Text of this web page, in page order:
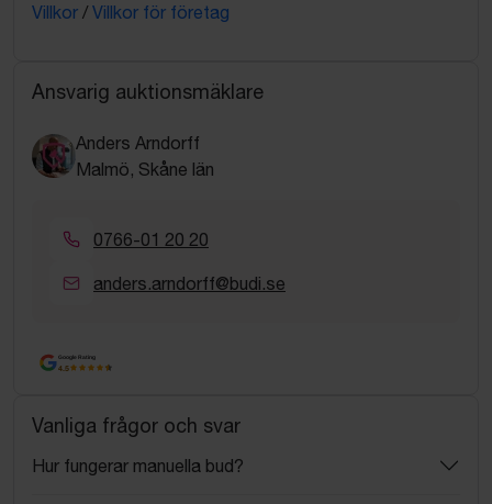
Villkor / Villkor för företag
Ansvarig auktionsmäklare
Anders Arndorff
Malmö, Skåne län
0766-01 20 20
anders.arndorff@budi.se
Google Rating
4.5
Vanliga frågor och svar
Hur fungerar manuella bud?